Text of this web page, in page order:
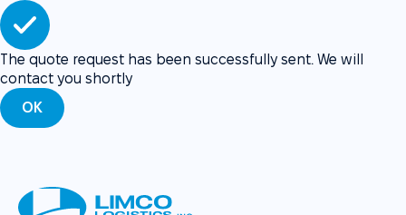
The quote request has been successfully sent. We will
contact you shortly
OK